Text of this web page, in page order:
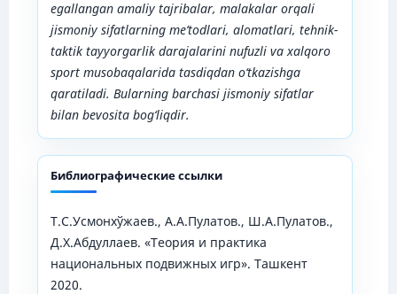
egallangan amaliy tajribalar, malakalar orqali
jismoniy sifatlarning me’todlari, alomatlari, tehnik-
taktik tayyorgarlik darajalarini nufuzli va xalqoro
sport musobaqalarida tasdiqdan o‘tkazishga
qaratiladi. Bularning barchasi jismoniy sifatlar
bilan bevosita bog‘liqdir.
Библиографические ссылки
Т.С.Усмонхўжаев., А.А.Пулатов., Ш.А.Пулатов.,
Д.Х.Абдуллаев. «Теория и практика
национальных подвижных игр». Ташкент
2020.